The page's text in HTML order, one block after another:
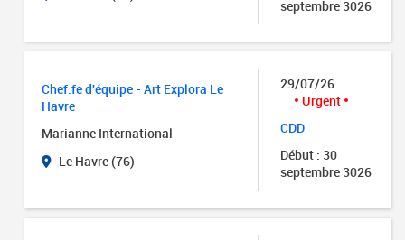
septembre 3026
Chef.fe d'équipe - Art Explora Le
Havre
Marianne International
Le Havre (76)
29/07/26
Urgent
CDD
Début : 30
septembre 3026